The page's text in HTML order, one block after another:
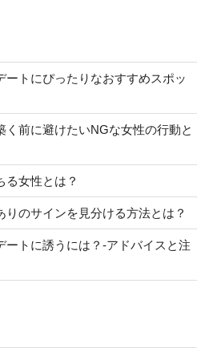
ートにぴったりなおすすめスポッ
く前に避けたいNGな女性の行動と
る女性とは？
りのサインを見分ける方法とは？
ートに誘うには？-アドバイスと注